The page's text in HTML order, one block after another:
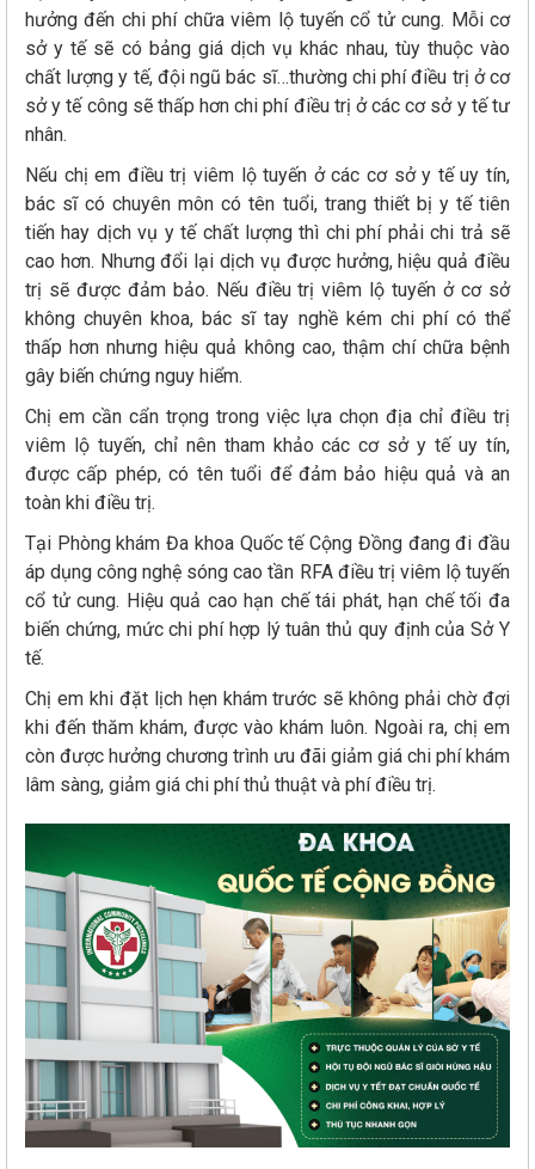
hưởng đến chi phí chữa viêm lộ tuyến cổ tử cung. Mỗi cơ
sở y tế sẽ có bảng giá dịch vụ khác nhau, tùy thuộc vào
chất lượng y tế, đội ngũ bác sĩ…thường chi phí điều trị ở cơ
sở y tế công sẽ thấp hơn chi phí điều trị ở các cơ sở y tế tư
nhân.
Nếu chị em điều trị viêm lộ tuyến ở các cơ sở y tế uy tín,
bác sĩ có chuyên môn có tên tuổi, trang thiết bị y tế tiên
tiến hay dịch vụ y tế chất lượng thì chi phí phải chi trả sẽ
cao hơn. Nhưng đổi lại dịch vụ được hưởng, hiệu quả điều
trị sẽ được đảm bảo. Nếu điều trị viêm lộ tuyến ở cơ sở
không chuyên khoa, bác sĩ tay nghề kém chi phí có thể
thấp hơn nhưng hiệu quả không cao, thậm chí chữa bệnh
gây biến chứng nguy hiểm.
Chị em cần cẩn trọng trong việc lựa chọn địa chỉ điều trị
viêm lộ tuyến, chỉ nên tham khảo các cơ sở y tế uy tín,
được cấp phép, có tên tuổi để đảm bảo hiệu quả và an
toàn khi điều trị.
Tại Phòng khám Đa khoa Quốc tế Cộng Đồng đang đi đầu
áp dụng công nghệ sóng cao tần RFA điều trị viêm lộ tuyến
cổ tử cung. Hiệu quả cao hạn chế tái phát, hạn chế tối đa
biến chứng, mức chi phí hợp lý tuân thủ quy định của Sở Y
tế.
Chị em khi đặt lịch hẹn khám trước sẽ không phải chờ đợi
khi đến thăm khám, được vào khám luôn. Ngoài ra, chị em
còn được hưởng chương trình ưu đãi giảm giá chi phí khám
lâm sàng, giảm giá chi phí thủ thuật và phí điều trị.